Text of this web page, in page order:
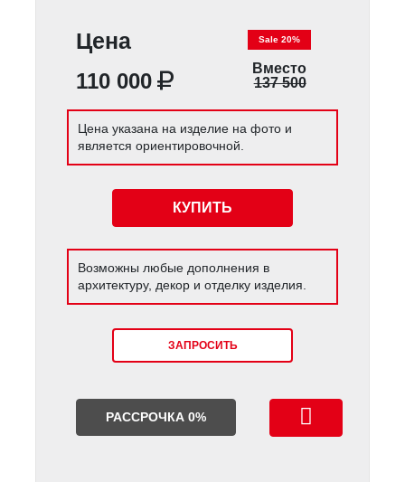
Цена
110 000
Sale 20%
Вместо
137 500
Цена указана на изделие на фото и
является ориентировочной.
КУПИТЬ
Возможны любые дополнения в
архитектуру, декор и отделку изделия.
ЗАПРОСИТЬ
РАССРОЧКА 0%